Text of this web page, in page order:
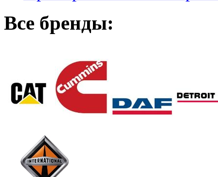
Все бренды: